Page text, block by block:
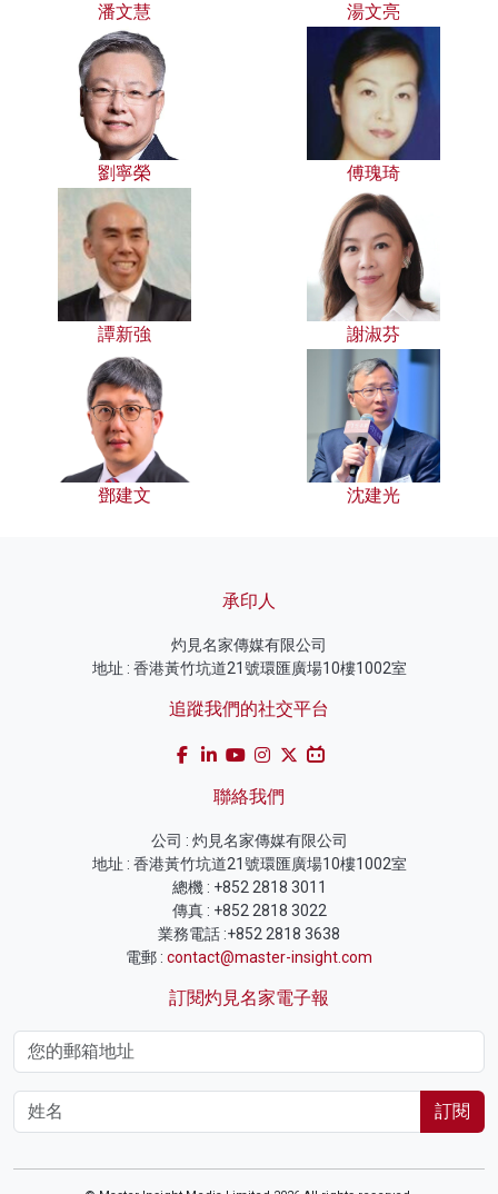
潘文慧 湯文亮
劉寧榮 傅瑰琦
譚新強 謝淑芬
鄧建文 沈建光
承印人
灼見名家傳媒有限公司
地址 : 香港黃竹坑道21號環匯廣場10樓1002室
追蹤我們的社交平台
聯絡我們
公司 : 灼見名家傳媒有限公司
地址 : 香港黃竹坑道21號環匯廣場10樓1002室
總機 : +852 2818 3011
傳真 : +852 2818 3022
業務電話 :+852 2818 3638
電郵 : contact@master-insight.com
訂閱灼見名家電子報
訂閱